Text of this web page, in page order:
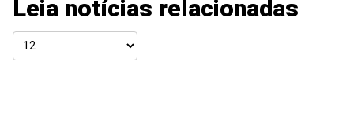
Leia notícias relacionadas